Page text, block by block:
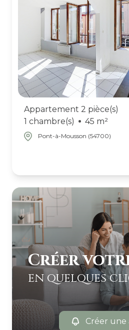
Appartement 2 pièce(s)
1 chambre(s)
45 m²
Pont-à-Mousson (54700)
Créer
en quelques
Créer une